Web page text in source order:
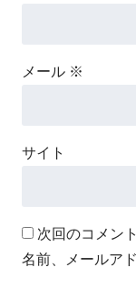
メール ※
サイト
次回のコメン
名前、メールア